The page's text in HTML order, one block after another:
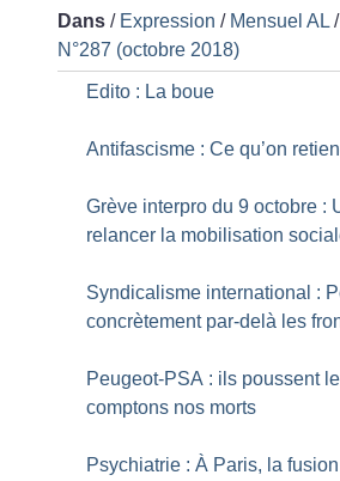
Dans / Expression / Mensuel AL /
N°287 (octobre 2018)
Edito : La boue
Antifascisme : Ce qu’on
Grève interpro du 9 octobre :
relancer la mobilisation
Syndicalisme international :
concrètement par-delà les
Peugeot-PSA : ils poussent
comptons nos morts
Psychiatrie : À Paris, la